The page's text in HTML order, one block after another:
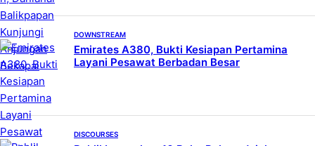
DOWNSTREAM
Emirates A380, Bukti Kesiapan Pertamina
Layani Pesawat Berbadan Besar
DISCOURSES